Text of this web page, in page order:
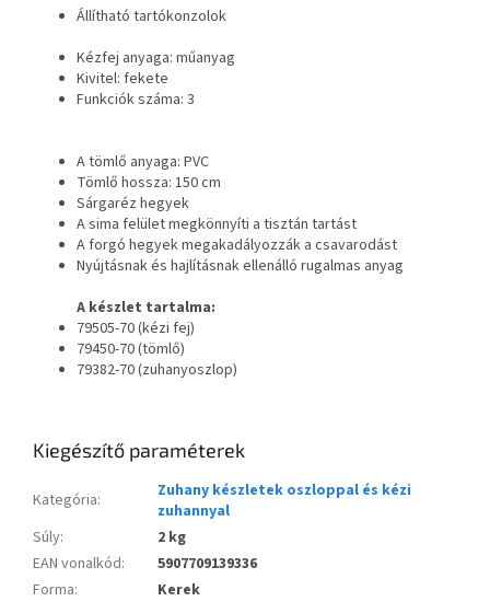
Állítható tartókonzolok
Kézfej anyaga: műanyag
Kivitel: fekete
Funkciók száma: 3
A tömlő anyaga: PVC
Tömlő hossza: 150 cm
Sárgaréz hegyek
A sima felület megkönnyíti a tisztán tartást
A forgó hegyek megakadályozzák a csavarodást
Nyújtásnak és hajlításnak ellenálló rugalmas anyag
A készlet tartalma:
79505-70 (kézi fej)
79450-70 (tömlő)
79382-70 (zuhanyoszlop)
Kiegészítő paraméterek
Kategória:
Zuhany készletek oszloppal és kézi
zuhannyal
Súly:
2 kg
EAN vonalkód:
5907709139336
Forma:
Kerek